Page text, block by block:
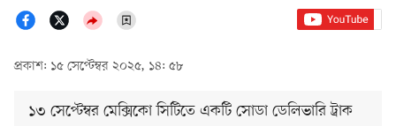
প্রকাশ: ১৫ সেপ্টেম্বর ২০২৫, ১৪: ৫৮
১৩ সেপ্টেম্বর মেক্সিকো সিটিতে একটি সোডা ডেলিভারি ট্রাক